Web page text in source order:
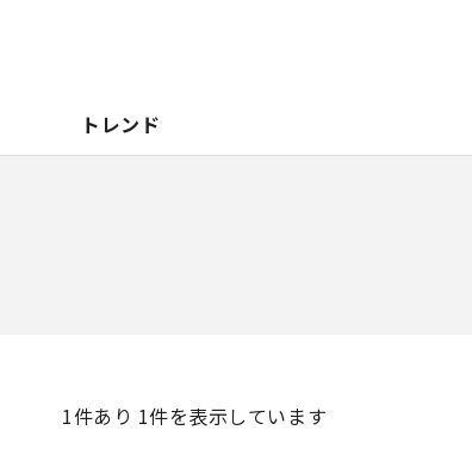
トレンド
1件あり 1件を表示しています